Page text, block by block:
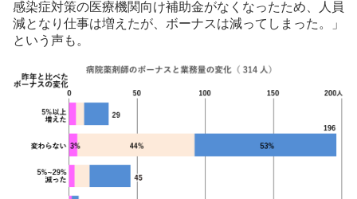
感染症対策の医療機関向け補助金がなくなったため、人員
減となり仕事は増えたが、ボーナスは減ってしまった。」
という声も。